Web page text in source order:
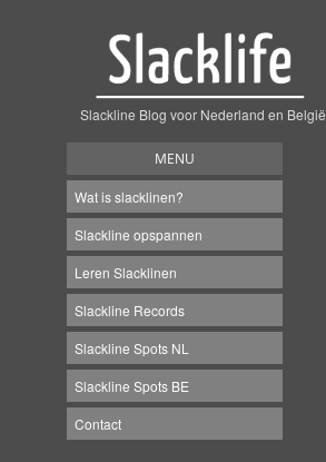
Slackline Blog voor Nederland en België
MENU
Wat is slacklinen?
Slackline opspannen
Leren Slacklinen
Slackline Records
Slackline Spots NL
Slackline Spots BE
Contact